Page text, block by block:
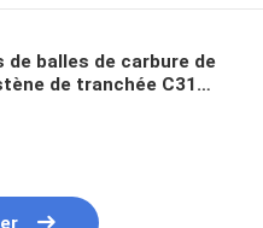
de balles de carbure de
de tranchée C31